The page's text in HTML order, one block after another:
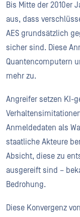
Bis Mitte der 2010er
aus, dass
AES grundsätzlich
sicher sind. Diese
Quantencomputern
mehr zu.
Angreifer setzen KI-
Anmeldedaten als
staatliche Akteure
Absicht, diese zu
ausgereift sind –
Bedrohung.
Diese Konvergenz